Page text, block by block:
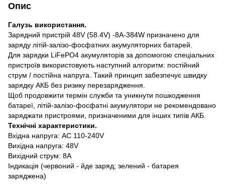
Опис
Галузь використання.
Зарядний пристрій 48V (58.4V) -8A-384W призначено для
заряду літій-залізо-фосфатних акумуляторних батарей.
Для зарядки LiFePO4 акумуляторів за допомогою спеціальних
пристроїв використовують наступний алгоритм: постійний
струм / постійна напруга. Такий принцип забезпечує швидку
зарядку АКБ без ризику перезарядження.
Щоб продовжити термін служби та уникнути пошкодження
батареї, літій-залізо-фосфатні акумулятори не рекомендовано
заряджати пристроями, призначеними для інших типів АКБ.
Технічні характеристики.
Вхідна напруга: AC 110-240V
Вихідна напруга: 48V
Вихідний струм: 8A
Індикація (червоний - йде заряд; зелений - батарея
заряджена)